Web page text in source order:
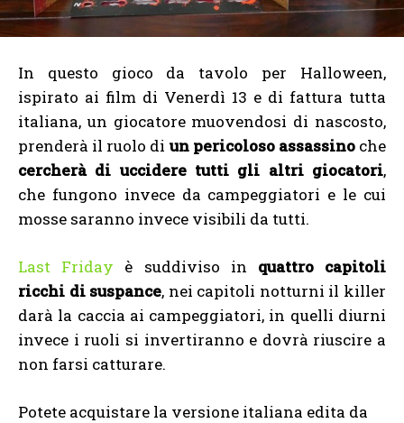
In questo gioco da tavolo per Halloween,
ispirato ai film di Venerdì 13 e di fattura tutta
italiana, un giocatore muovendosi di nascosto,
prenderà il ruolo di un pericoloso assassinoche
cercherà di uccidere tutti gli altri giocatori,
che fungono invece da campeggiatori e le cui
mosse saranno invece visibili da tutti.
Last Friday è suddiviso in quattro capitoli
ricchi di suspance, nei capitoli notturni il killer
darà la caccia ai campeggiatori, in quelli diurni
invece i ruoli si invertiranno e dovrà riuscire a
non farsi catturare.
Potete acquistare la versione italiana edita da